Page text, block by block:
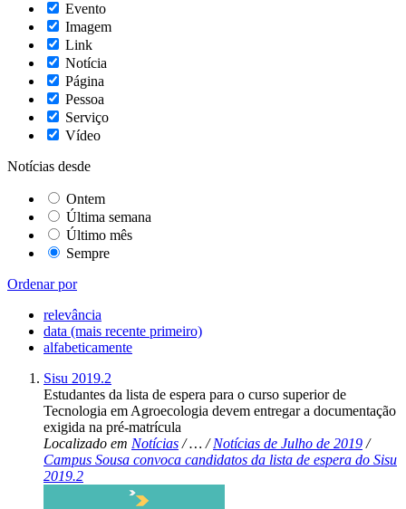
Evento
Imagem
Link
Notícia
Página
Pessoa
Serviço
Vídeo
Notícias desde
Ontem
Última semana
Último mês
Sempre
Ordenar por
relevância
data (mais recente primeiro)
alfabeticamente
Sisu 2019.2
Estudantes da lista de espera para o curso superior de
Tecnologia em Agroecologia devem entregar a documentação
exigida na pré-matrícula
Localizado em Notícias /…/Notícias de Julho de 2019 /
Campus Sousa convoca candidatos da lista de espera do Sisu
2019.2